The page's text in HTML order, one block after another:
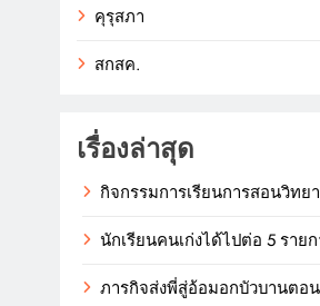
คุรุสภา
สกสค.
เรื่องล่าสุด
กิจกรรมการเรียนการสอนวิท
นักเรียนคนเก่งได้ไปต่อ 5 ราย
ภารกิจส่งพี่สู่อ้อมอกบัวบานตอ